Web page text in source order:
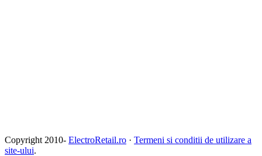
Copyright 2010- ElectroRetail.ro · Termeni si conditii de utilizare a
site-ului.